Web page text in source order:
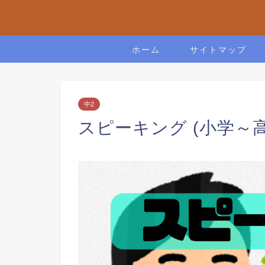
ホーム サイトマップ
中2
スピーキング (小学～